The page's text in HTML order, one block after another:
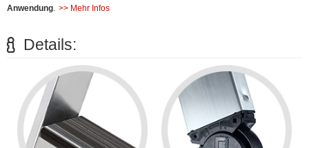
Anwendung >> Mehr Infos
Details: